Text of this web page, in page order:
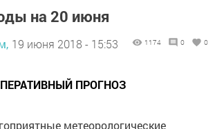
на 20 июня
19 июня 2018 - 15:53 1174 0 0
ПРОГНОЗ
метеорологические